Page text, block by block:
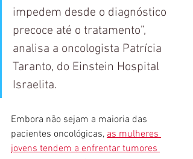
impedem desde o diagnóstico
precoce até o tratamento”,
analisa a oncologista Patrícia
Taranto, do Einstein Hospital
Israelita.
Embora não sejam a maioria das
pacientes oncológicas, as mulheres
jovens tendem a enfrentar tumores